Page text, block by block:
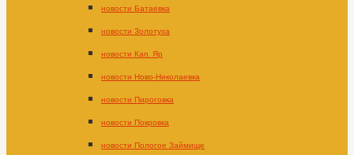
новости Батаевка
новости Золотуха
новости Кап. Яр
новости Ново-Николаевка
новости Пироговка
новости Покровка
новости Пологое Займище